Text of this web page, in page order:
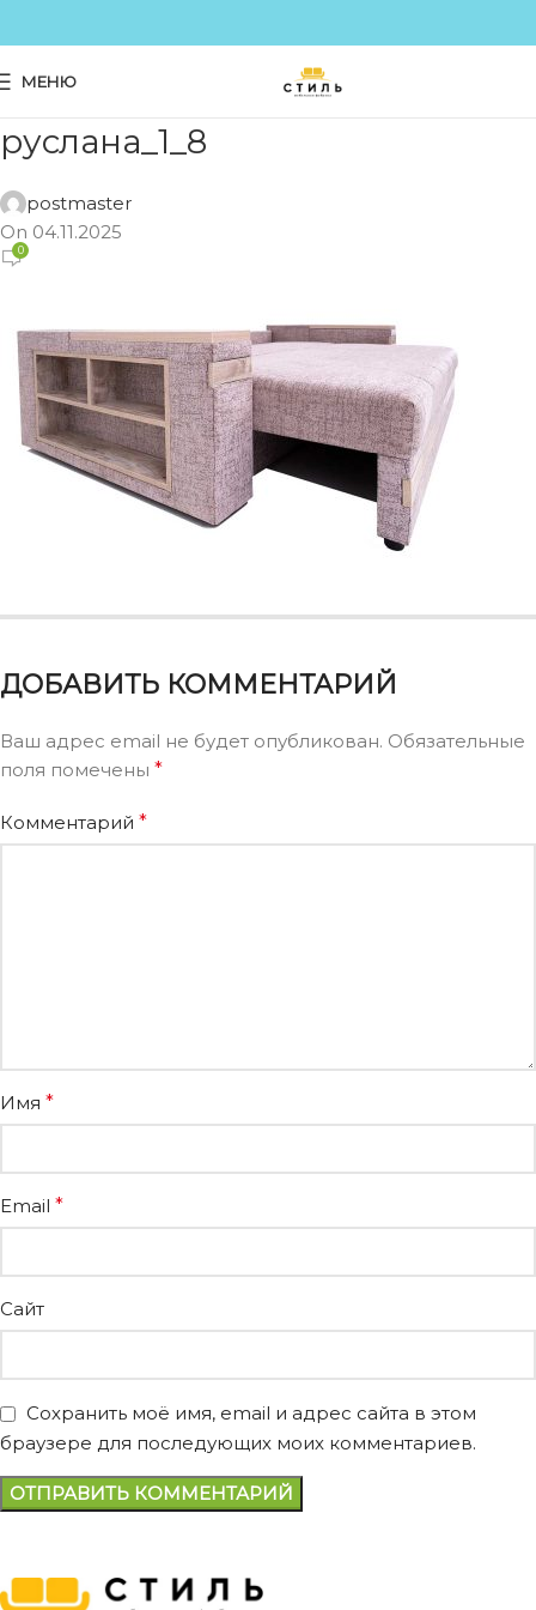
МЕНЮ
руслана_1_8
postmaster
On 04.11.2025
0
ДОБАВИТЬ КОММЕНТАРИЙ
Ваш адрес email не будет опубликован. Обязательные
поля помечены *
Комментарий *
Имя *
Email *
Сайт
Сохранить моё имя, email и адрес сайта в этом
браузере для последующих моих комментариев.